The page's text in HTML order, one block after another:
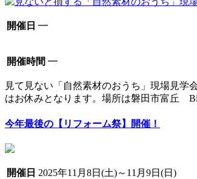
開催日 ━
開催時間 ━
見て見ない「自然素材のおうち」現場見
はお休みとなります。場所は磐田市富丘
今年最後の【リフォーム祭】開催！
開催日 2025年11月8日(土)～11月9日(日)